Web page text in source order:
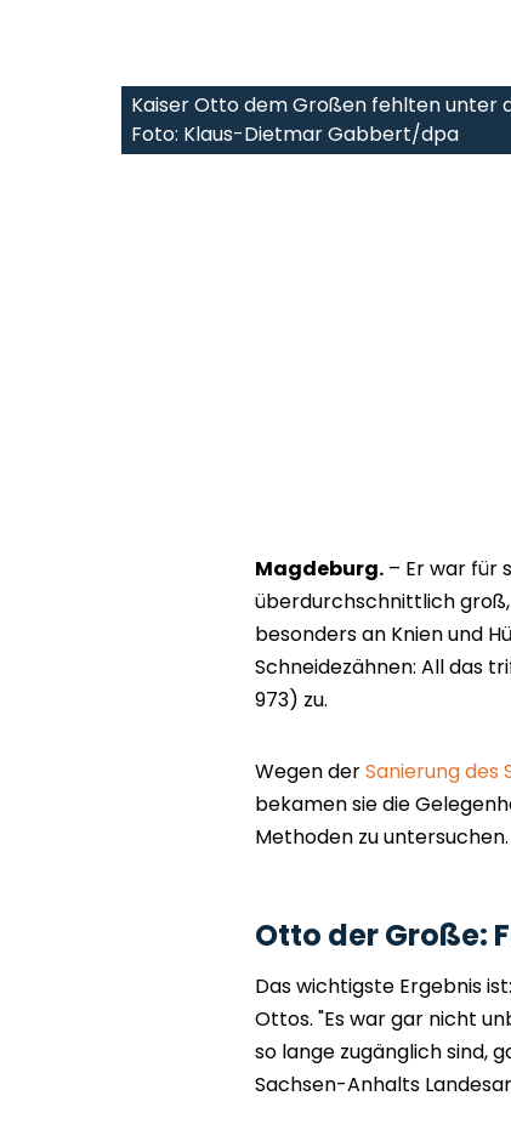
Kaiser Otto dem Großen fehlten unter
Foto: Klaus-Dietmar Gabbert/dpa
Magdeburg. – Er war für
überdurchschnittlich
besonders an Knien und
Schneidezähnen: All das
973) zu.
Wegen derSanierung
bekamen sie die
Methoden zu untersuchen.
Otto der Große:
Das wichtigste Ergebnis
Ottos. "Es war gar nicht
so lange zugänglich sind,
Sachsen-Anhalts